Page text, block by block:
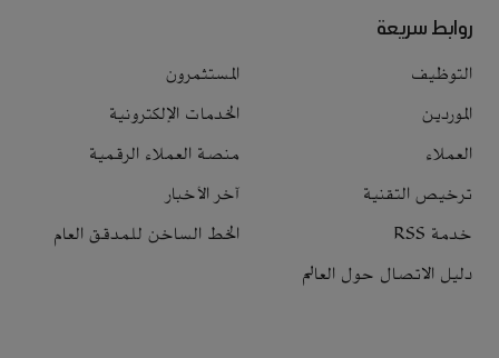
روابط سريعة
التوظيف
المستثمرون
الموردين
الخدمات الإلكترونية
العملاء
منصة العملاء الرقمية
ترخيص التقنية
آخر الأخبار
خدمة RSS
الخط الساخن للمدقق العام
دليل الاتصال حول العالم